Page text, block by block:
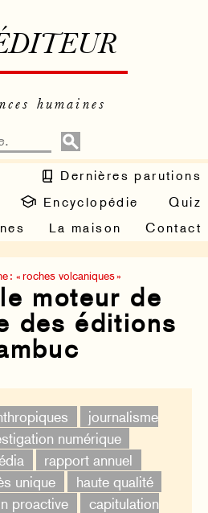
humaines
Dernières parutions
Encyclopédie
Quiz
La maison Contact
: « roches volcaniques »
moteur de
des éditions
journalisme
numérique
rapport annuel
unique
haute qualité
proactive
capitulation